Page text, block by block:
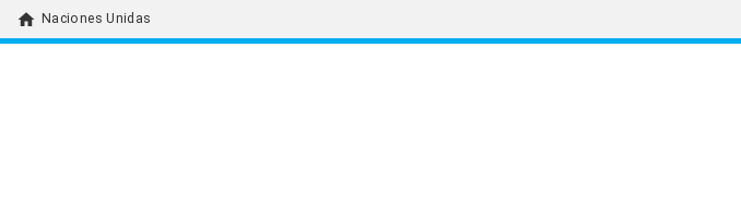
home Naciones Unidas